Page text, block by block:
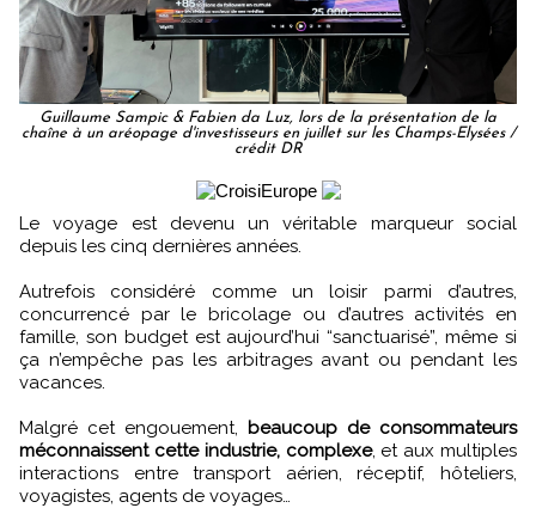
Guillaume Sampic & Fabien da Luz, lors de la présentation de la
chaîne à un aréopage d'investisseurs en juillet sur les Champs-Elysées /
crédit DR
Le voyage est devenu un véritable marqueur social
depuis les cinq dernières années.
Autrefois considéré comme un loisir parmi d’autres,
concurrencé par le bricolage ou d’autres activités en
famille, son budget est aujourd’hui “sanctuarisé”, même si
ça n’empêche pas les arbitrages avant ou pendant les
vacances.
Malgré cet engouement, beaucoup de consommateurs
méconnaissent cette industrie, complexe, et aux multiples
interactions entre transport aérien, réceptif, hôteliers,
voyagistes, agents de voyages…